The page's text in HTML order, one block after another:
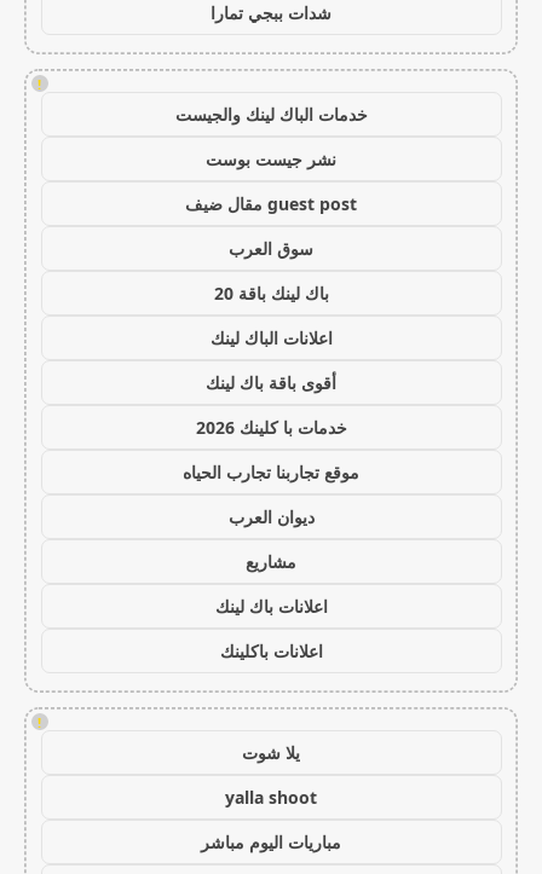
شدات ببجي تمارا
!
خدمات الباك لينك والجيست
نشر جيست بوست
guest post مقال ضيف
سوق العرب
باك لينك باقة 20
اعلانات الباك لينك
أقوى باقة باك لينك
خدمات با كلينك 2026
موقع تجاربنا تجارب الحياه
ديوان العرب
مشاريع
اعلانات باك لينك
اعلانات باكلينك
!
يلا شوت
yalla shoot
مباريات اليوم مباشر